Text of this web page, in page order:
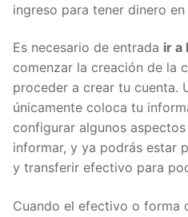
operaciones o hacer un
Es necesario de entrada ir
para comenzar la creación
allí proceder a crear tu
únicamente coloca tu
configurar algunos
informar, y ya podrás estar
operaciones.